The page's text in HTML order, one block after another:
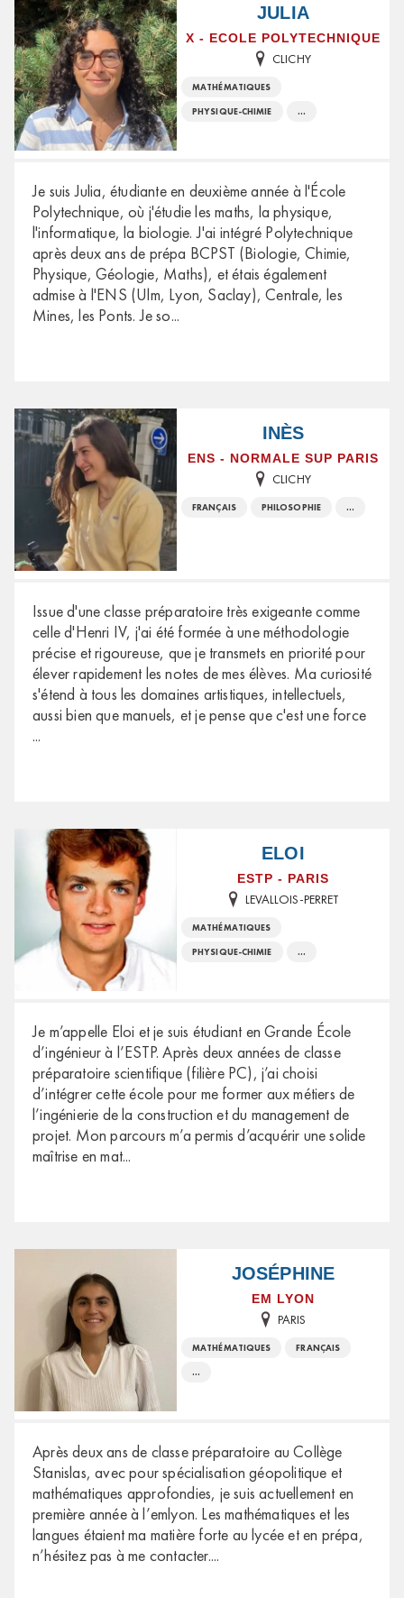
JULIA
X - ECOLE POLYTECHNIQUE
CLICHY
MATHÉMATIQUES
PHYSIQUE-CHIMIE ...
Je suis Julia, étudiante en deuxième année à l'École
Polytechnique, où j'étudie les maths, la physique,
l'informatique, la biologie. J'ai intégré Polytechnique
après deux ans de prépa BCPST (Biologie, Chimie,
Physique, Géologie, Maths), et étais également
admise à l'ENS (Ulm, Lyon, Saclay), Centrale, les
Mines, les Ponts. Je so...
INÈS
ENS - NORMALE SUP PARIS
CLICHY
FRANÇAIS PHILOSOPHIE ...
Issue d'une classe préparatoire très exigeante comme
celle d'Henri IV, j'ai été formée à une méthodologie
précise et rigoureuse, que je transmets en priorité pour
élever rapidement les notes de mes élèves. Ma curiosité
s'étend à tous les domaines artistiques, intellectuels,
aussi bien que manuels, et je pense que c'est une force
...
ELOI
ESTP - PARIS
LEVALLOIS-PERRET
MATHÉMATIQUES
PHYSIQUE-CHIMIE ...
Je m’appelle Eloi et je suis étudiant en Grande École
d’ingénieur à l’ESTP. Après deux années de classe
préparatoire scientifique (filière PC), j’ai choisi
d’intégrer cette école pour me former aux métiers de
l’ingénierie de la construction et du management de
projet. Mon parcours m’a permis d’acquérir une solide
maîtrise en mat...
JOSÉPHINE
EM LYON
PARIS
MATHÉMATIQUES FRANÇAIS
...
Après deux ans de classe préparatoire au Collège
Stanislas, avec pour spécialisation géopolitique et
mathématiques approfondies, je suis actuellement en
première année à l’emlyon. Les mathématiques et les
langues étaient ma matière forte au lycée et en prépa,
n’hésitez pas à me contacter....